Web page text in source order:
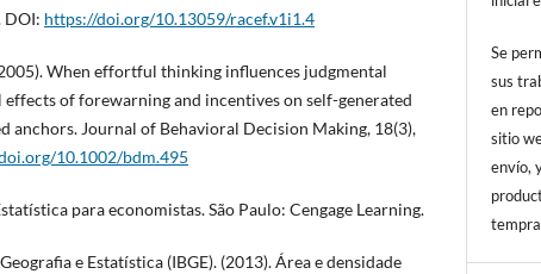
DOI: https://doi.org/10.13059/racef.v1i1.4
When effortful thinking influences judgmental
of forewarning and incentives on self-generated
anchors. Journal of Behavioral Decision Making, 18(3),
10.1002/bdm.495
para economistas. São Paulo: Cengage Learning.
e Estatística (IBGE). (2013). Área e densidade
Se
sus
en
sitio
envío,